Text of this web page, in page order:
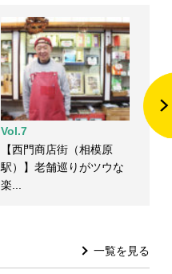
Vol.7
【西門商店街（相模原
駅）】老舗巡りがツウな
楽...
一覧を見る